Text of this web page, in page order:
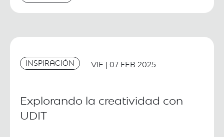
INSPIRACIÓN VIE | 07 FEB 2025
Explorando la creatividad con
UDIT